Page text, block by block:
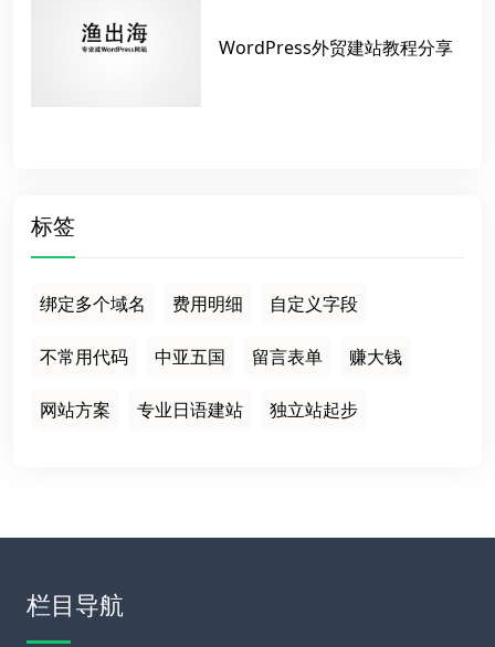
WordPress外贸建站教程分享
标签
绑定多个域名 费用明细 自定义字段
不常用代码 中亚五国 留言表单 赚大钱
网站方案 专业日语建站 独立站起步
栏目导航